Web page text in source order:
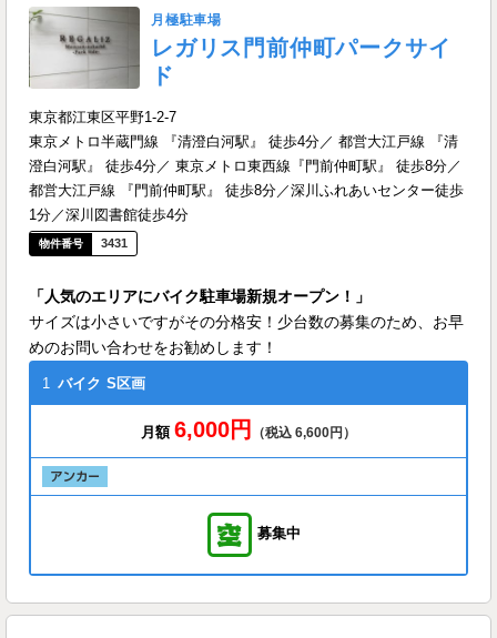
月極駐車場
レガリス門前仲町パークサイ
ド
東京都江東区平野1-2-7
東京メトロ半蔵門線 『清澄白河駅』 徒歩4分／ 都営大江戸線 『清
澄白河駅』 徒歩4分／ 東京メトロ東西線『門前仲町駅』 徒歩8分／
都営大江戸線 『門前仲町駅』 徒歩8分／深川ふれあいセンター徒歩
1分／深川図書館徒歩4分
3431
「人気のエリアにバイク駐車場新規オープン！」
サイズは小さいですがその分格安！少台数の募集のため、お早
めのお問い合わせをお勧めします！
1 バイク S区画
月額 6,000円 （税込 6,600円）
募集中